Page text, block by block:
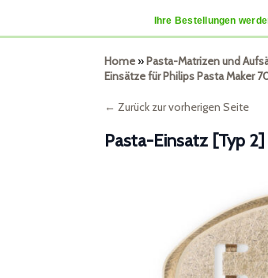
Ihre Bestellungen
Home»Pasta-Matrizen und
Einsätze für Philips Pasta Maker
← Zurück zur vorherigen Seite
Pasta-Einsatz [Typ